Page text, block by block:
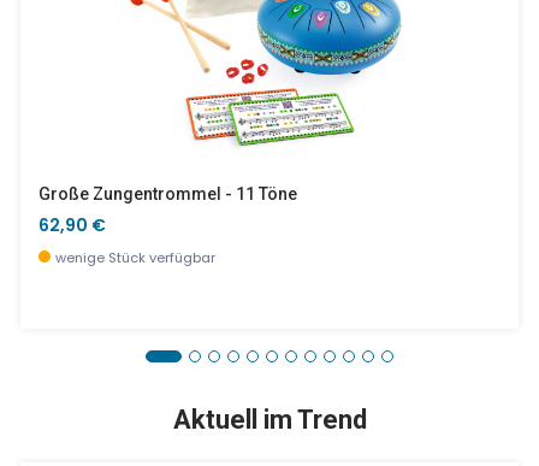
Große Zungentrommel - 11 Töne
62,90 €
wenige Stück verfügbar
Aktuell im Trend